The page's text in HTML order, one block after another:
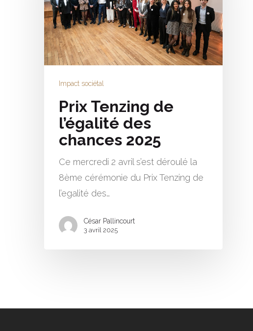
Impact sociétal
Prix Tenzing de
l’égalité des
chances 2025
Ce mercredi 2 avril s’est déroulé la
8ème cérémonie du Prix Tenzing de
l’egalité des…
César Pallincourt
3 avril 2025